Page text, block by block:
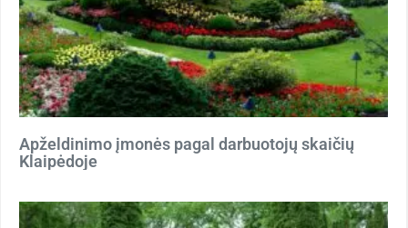
Apželdinimo įmonės pagal darbuotojų skaičių
Klaipėdoje